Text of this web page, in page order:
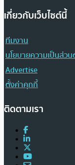
เกี่ยวกับเว็บไซต์นี้
ทีมงาน
นโยบายความเป็นส่ว
Advertise
ตั้งค่าคุกกี้
ติดตามเรา